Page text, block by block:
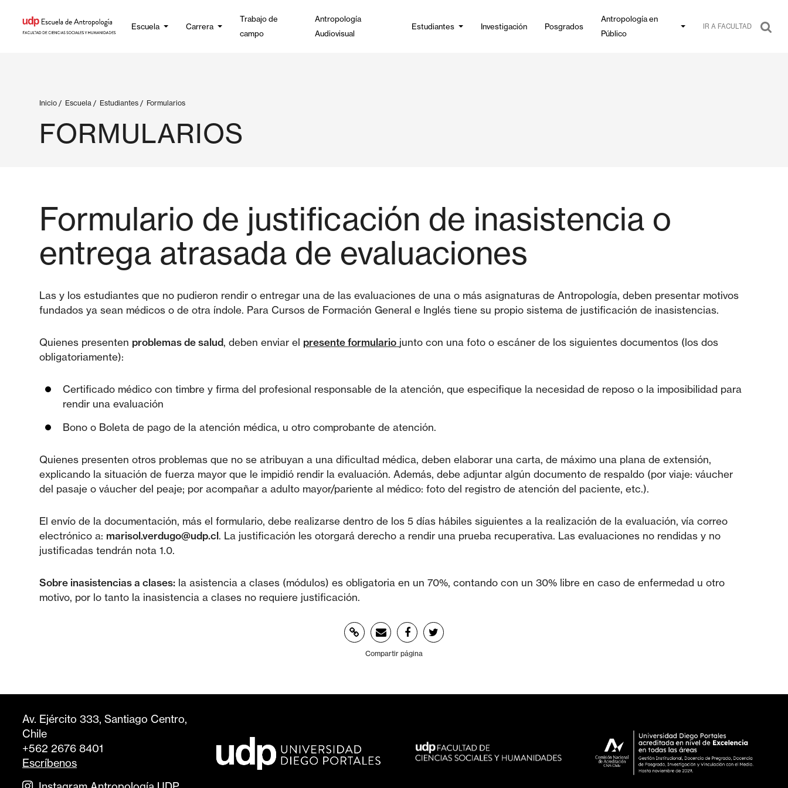
Escuela Carrera
Trabajo de
campo
Antropología
Audiovisual
Estudiantes Investigación Posgrados
Antropología en
Público
IR A FACULTAD
Inicio / Escuela / Estudiantes / Formularios
FORMULARIOS
Formulario de justificación de inasistencia o
entrega atrasada de evaluaciones
Las y los estudiantes que no pudieron rendir o entregar una de las evaluaciones de una o más asignaturas de Antropología, deben presentar motivos
fundados ya sean médicos o de otra índole. Para Cursos de Formación General e Inglés tiene su propio sistema de justificación de inasistencias.
Quienes presenten problemas de salud, deben enviar el presente formulario junto con una foto o escáner de los siguientes documentos (los dos
obligatoriamente):
Certificado médico con timbre y firma del profesional responsable de la atención, que especifique la necesidad de reposo o la imposibilidad para
rendir una evaluación
Bono o Boleta de pago de la atención médica, u otro comprobante de atención.
Quienes presenten otros problemas que no se atribuyan a una dificultad médica, deben elaborar una carta, de máximo una plana de extensión,
explicando la situación de fuerza mayor que le impidió rendir la evaluación. Además, debe adjuntar algún documento de respaldo (por viaje: váucher
del pasaje o váucher del peaje; por acompañar a adulto mayor/pariente al médico: foto del registro de atención del paciente, etc.).
El envío de la documentación, más el formulario, debe realizarse dentro de los 5 días hábiles siguientes a la realización de la evaluación, vía correo
electrónico a: marisol.verdugo@udp.cl. La justificación les otorgará derecho a rendir una prueba recuperativa. Las evaluaciones no rendidas y no
justificadas tendrán nota 1.0.
Sobre inasistencias a clases: la asistencia a clases (módulos) es obligatoria en un 70%, contando con un 30% libre en caso de enfermedad u otro
motivo, por lo tanto la inasistencia a clases no requiere justificación.
Compartir página
Av. Ejército 333, Santiago Centro,
Chile
+562 2676 8401
Escríbenos